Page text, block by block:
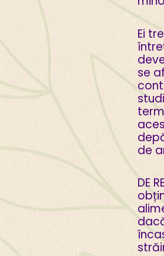
Ei
se
de
DE